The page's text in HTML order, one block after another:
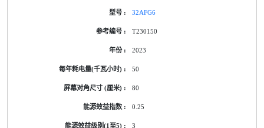
32AFG6
T230150
2023
50
80
0.25
3